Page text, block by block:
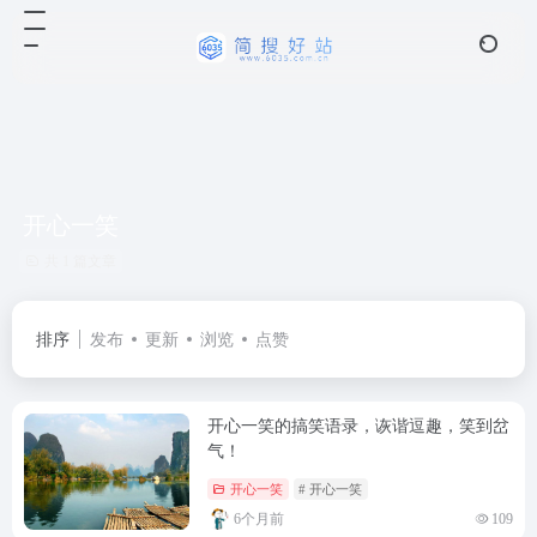
排序 发布 更新 浏览 点赞
开心一笑的搞笑语录，诙谐逗趣，笑到岔
气！
开心一笑 # 开心一笑
6个月前 109